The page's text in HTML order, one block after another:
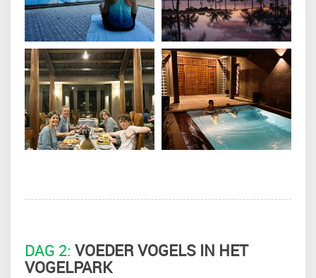
DAG 2: VOEDER VOGELS IN HET
VOGELPARK